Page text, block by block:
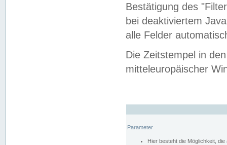
Bestätigung des
bei deaktiviertem
alle Felder
Die Zeitstempel in
mitteleuropäischer
Parameter
Hier besteht die Möglichkeit,